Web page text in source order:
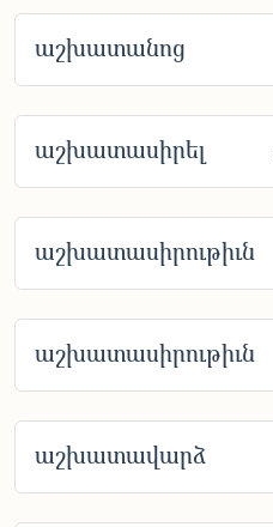
աշխատանոց
աշխատասիրել
աշխատասիրութիւն
աշխատասիրութիւն
աշխատավարձ